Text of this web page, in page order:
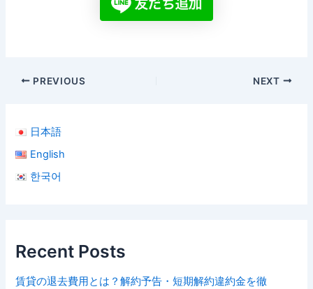
日本語
English
한국어
Recent Posts
賃貸の退去費用とは？解約予告・短期解約違約金を徹
PREVIOUS NEXT